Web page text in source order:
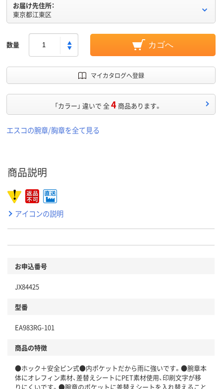
お届け先住所：
東京都江東区
数量 カゴへ
マイカタログへ登録
「カラー」 違いで 全4 商品あります。
エスコの腕章/胸章を全て見る
商品説明
アイコンの説明
お申込番号
JX84425
型番
EA983RG-101
商品の特徴
●ホック＋安全ピン式●内ポケットだから雨に強いです。●腕章本
体にオレフィン素材、差替えシートにPET素材使用、印刷文字が移
りにくいです。●腕章のポケットに差替えシートを入れ替えること